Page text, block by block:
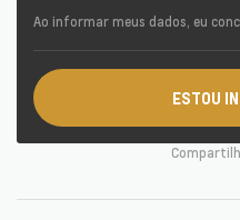
Ao informar meus dados, eu
ESTOU